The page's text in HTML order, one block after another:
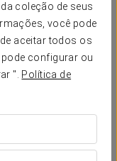
coleção de seus
você pode
aceitar todos os
configurar ou
". Política de
lo a